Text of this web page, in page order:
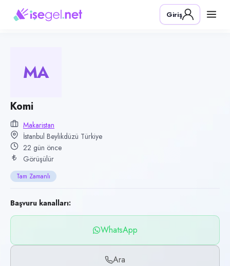
Pozisyon
Komi
Kategori
Konum
Beylikdüzü, İstanbul
Çalışma şekli
Tam Zamanlı · Ofis
Yayın tarihi
15 Temmuz 2026
Son geçerlilik
13 Ekim 2026
WhatsApp, Telefon
Giriş
MA
Komi
Makaristan
İstanbul Beylikdüzü Türkiye
22 gün önce
Görüşülür
Tam Zamanlı
Başvuru kanalları:
WhatsApp
Ara